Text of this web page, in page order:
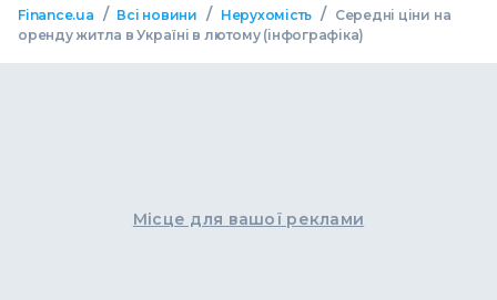
Finance.ua / Всі новини / Нерухомість /
Середні ціни на
оренду житла в Україні в лютому (інфографіка)
Місце для вашої реклами